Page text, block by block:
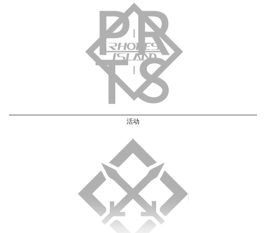
活动